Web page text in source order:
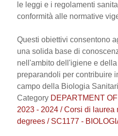
le leggi e i regolamenti
conformità alle normative
Questi obiettivi consentono
una solida base di
nell'ambito dell'igiene e
preparandoli per contribuire
campo della Biologia
Category DEPARTMENT
2023 - 2024 / Corsi di laurea
degrees / SC1177 -